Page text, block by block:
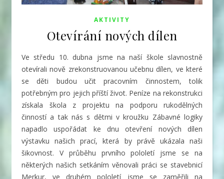
AKTIVITY
Otevírání nových dílen
Ve středu 10. dubna jsme na naší škole slavnostně
otevírali nově zrekonstruovanou učebnu dílen, ve které
se děti budou učit pracovním činnostem, tolik
potřebným pro jejich příští život. Peníze na rekonstrukci
získala škola z projektu na podporu rukodělných
činností a tak nás s dětmi v kroužku Zábavné logiky
napadlo uspořádat ke dnu otevření nových dílen
výstavku našich prací, která by právě ukázala naši
šikovnost. V průběhu prvního pololetí jsme se na
některých našich setkáním věnovali práci se stavebnicí
Merkur, ve druhém pololetí jsme se zaměřili na